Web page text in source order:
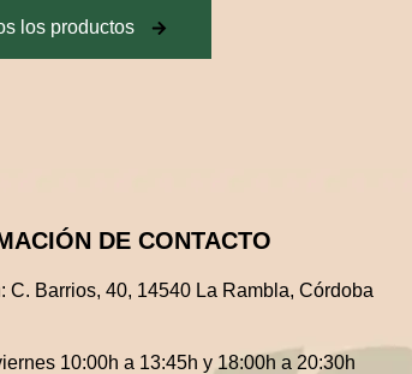
los productos
DE CONTACTO
C. Barrios, 40, 14540 La Rambla, Córdoba
10:00h a 13:45h y 18:00h a 20:30h